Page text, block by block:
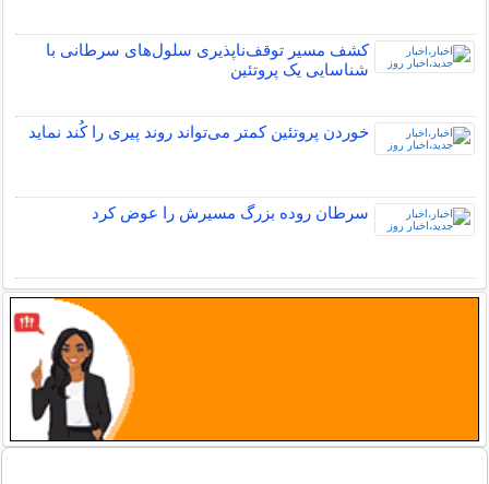
کشف مسیر توقف‌ناپذیری سلول‌های سرطانی با
شناسایی یک پروتئین
خوردن پروتئین کمتر می‌تواند روند پیری را کُند نماید
سرطان روده بزرگ مسیرش را عوض کرد